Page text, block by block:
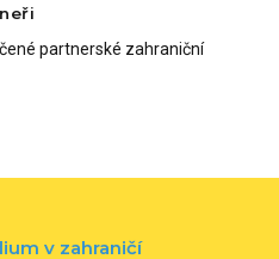
partnerské zahraniční
v zahraničí